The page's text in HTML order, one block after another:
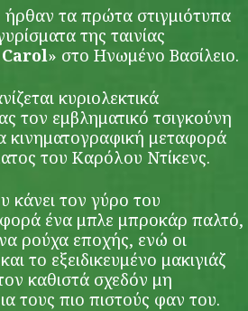
τα πρώτα στιγμιότυπα
της ταινίας
» στο Ηνωμένο Βασίλειο.
κυριολεκτικά
τον εμβληματικό τσιγκούνη
κινηματογραφική μεταφορά
του Καρόλου Ντίκενς.
κάνει τον γύρο του
φορά ένα μπλε μπροκάρ παλτό,
ρούχα εποχής, ενώ οι
το εξειδικευμένο μακιγιάζ
καθιστά σχεδόν μη
τους πιο πιστούς φαν του.